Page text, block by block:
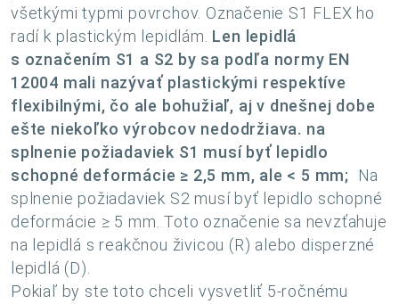
všetkými typmi povrchov. Označenie S1 FLEX ho
radí k plastickým lepidlám. Len lepidlá
s označením S1 a S2 by sa podľa normy EN
12004 mali nazývať plastickými respektíve
flexibilnými, čo ale bohužiaľ, aj v dnešnej dobe
ešte niekoľko výrobcov nedodržiava. na
splnenie požiadaviek S1 musí byť lepidlo
schopné deformácie ≥ 2,5 mm, ale < 5 mm;
Na
splnenie požiadaviek S2 musí byť lepidlo schopné
deformácie ≥ 5 mm. Toto označenie sa nevzťahuje
na lepidlá s reakčnou živicou (R) alebo disperzné
lepidlá (D).
Pokiaľ by ste toto chceli vysvetliť 5-ročnému